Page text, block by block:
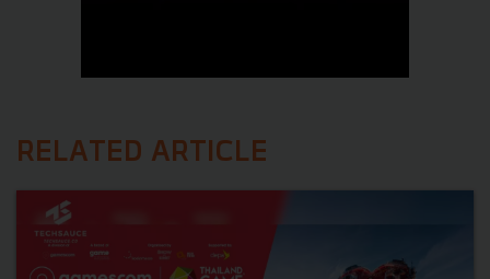
RELATED ARTICLE